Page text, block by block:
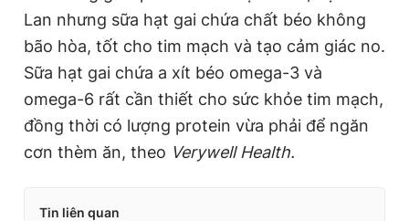
Lan nhưng sữa hạt gai chứa chất béo không
bão hòa, tốt cho tim mạch và tạo cảm giác no.
Sữa hạt gai chứa a xít béo omega-3 và
omega-6 rất cần thiết cho sức khỏe tim mạch,
đồng thời có lượng protein vừa phải để ngăn
cơn thèm ăn, theo Verywell Health.
Tin liên quan